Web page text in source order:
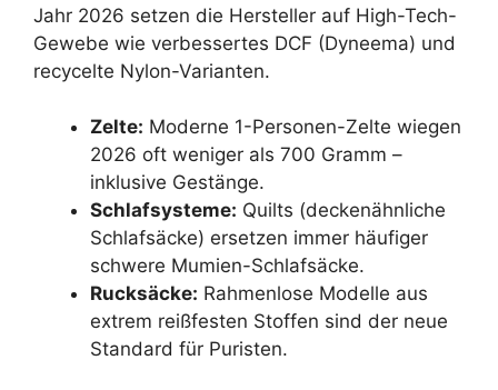
Jahr 2026 setzen die Hersteller auf High-Tech-
Gewebe wie verbessertes DCF (Dyneema) und
recycelte Nylon-Varianten.
Zelte: Moderne 1-Personen-Zelte wiegen
2026 oft weniger als 700 Gramm –
inklusive Gestänge.
Schlafsysteme: Quilts (deckenähnliche
Schlafsäcke) ersetzen immer häufiger
schwere Mumien-Schlafsäcke.
Rucksäcke: Rahmenlose Modelle aus
extrem reißfesten Stoffen sind der neue
Standard für Puristen.